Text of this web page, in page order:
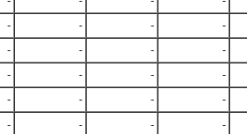
- - -
-
- - -
-
- - -
-
- - -
-
- - -
-